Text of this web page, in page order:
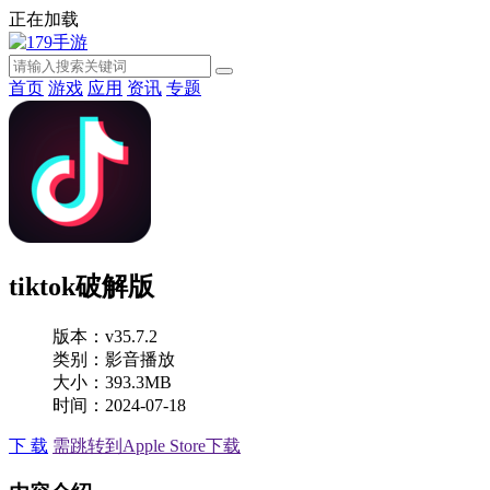
正在加载
首页 游戏 应用 资讯 专题
tiktok破解版
版本：v35.7.2
类别：影音播放
大小：393.3MB
时间：2024-07-18
下 载 需跳转到Apple Store下载